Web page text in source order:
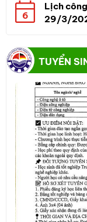
6
Lịch
29/3/
TUYỂN